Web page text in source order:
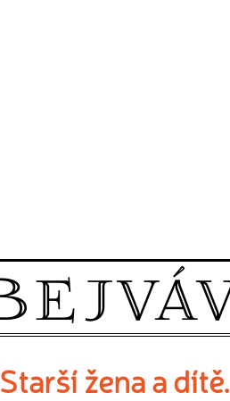
Starší žena a dítě.